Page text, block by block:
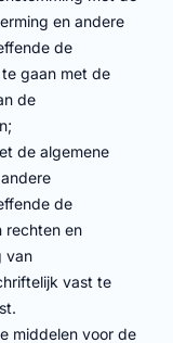
en andere
de
gaan met de
de
de algemene
de
rechten en
van
vast te
middelen voor de